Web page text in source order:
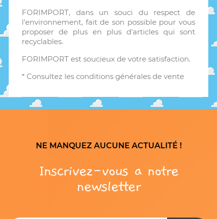
FORIMPORT, dans un souci du respect de
l'environnement, fait de son possible pour vous
proposer de plus en plus d'articles qui sont
recyclables.
FORIMPORT est soucieux de votre satisfaction.
* Consultez les conditions générales de vente
NE MANQUEZ AUCUNE ACTUALITÉ !
Inscrivez-vous a notre
newsletter